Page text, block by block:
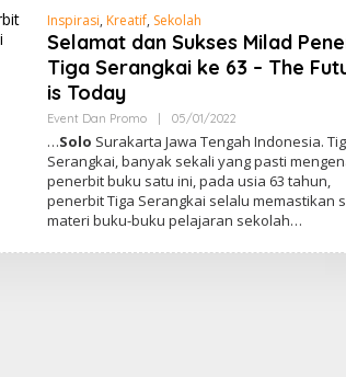
Inspirasi, Kreatif, Sekolah
Selamat dan Sukses Milad
Tiga Serangkai ke 63 – The
is Today
Event Dan Promo 05/01/2022
E
H
A
D
M
I
…Solo Surakarta Jawa Tengah Indonesia.
Serangkai, banyak sekali yang pasti
penerbit buku satu ini, pada usia 63 tahun,
penerbit Tiga Serangkai selalu memastikan
materi buku-buku pelajaran sekolah…